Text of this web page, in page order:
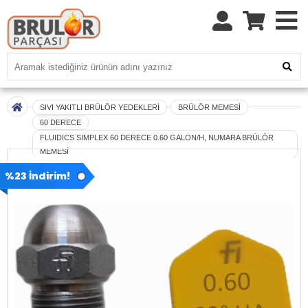
SIVI YAKITLI BRÜLÖR YEDEKLERİ
BRÜLÖR MEMESİ
60 DERECE
FLUIDICS SIMPLEX 60 DERECE 0.60 GALON/H, NUMARA BRÜLÖR
MEMESİ
%23 İndirim!